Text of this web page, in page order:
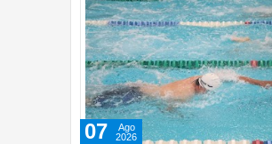
07
Ago
2026